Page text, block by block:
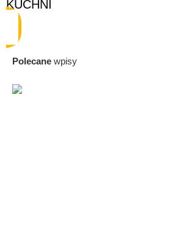
KUCHNI
Polecane wpisy